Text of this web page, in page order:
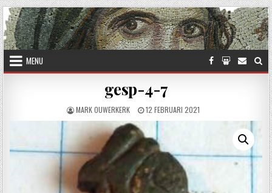
Skip to content
MENU
gesp-4-7
AUTHOR:
MARK OUWERKERK PUBLISHED DATE:
12 FEBRUARI 2021